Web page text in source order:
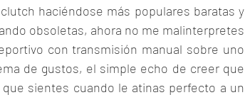
haciéndose más populares baratas y
obsoletas, ahora no me malinterpretes
con transmisión manual sobre uno
de gustos, el simple echo de creer que
sientes cuando le atinas perfecto a un